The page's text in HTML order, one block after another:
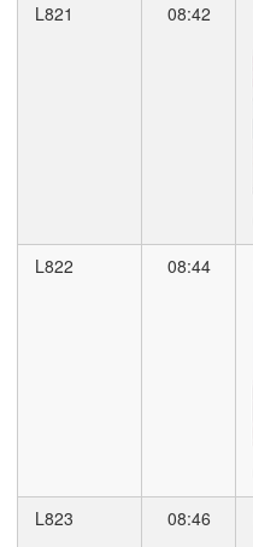
L821 08:42
L822 08:44
L823 08:46